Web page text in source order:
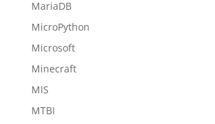
MariaDB
MicroPython
Microsoft
Minecraft
MIS
MTBI